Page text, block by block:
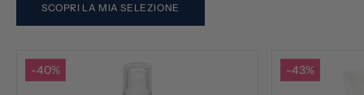
SCOPRI LA MIA SELEZIONE
-40% -43%